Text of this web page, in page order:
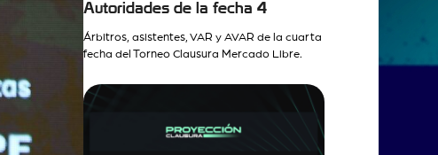
Autoridades de la fecha 4
Árbitros, asistentes, VAR y AVAR de la cuarta
fecha del Torneo Clausura Mercado Libre.